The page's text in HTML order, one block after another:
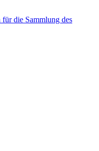
die Sammlung des